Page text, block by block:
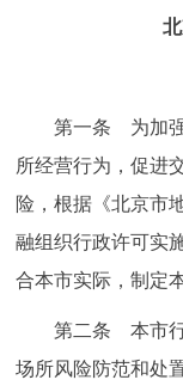
ENGLISH
DEUTSCH
ITALIANO
北
第一条 为加强
所经营行为，促进
险，根据《北京市
融组织行政许可实
合本市实际，制定
第二条 本市行
场所风险防范和处